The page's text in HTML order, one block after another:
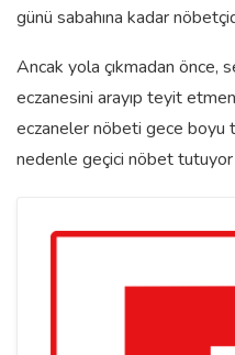
günü sabahına kadar
Ancak yola çıkmadan önce,
eczanesini arayıp teyit
eczaneler nöbeti gece boyu
nedenle geçici nöbet